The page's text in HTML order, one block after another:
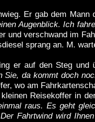
Er gab dem Mann
Augenblick. Ich
und verschwand im
sprang an. M.
er auf den Steg und
Sie, da kommt doch
wo am
Reisekoffer in
raus. Es geht
Fahrtwind wird